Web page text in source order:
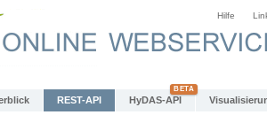
Hilfe
REST-API HyDAS-API